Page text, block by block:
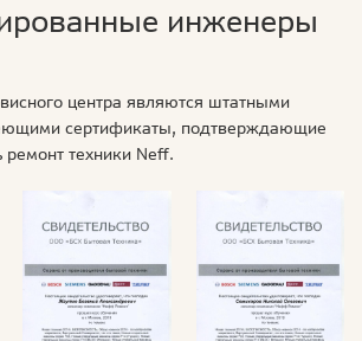
инженеры
центра являются штатными
сертификаты, подтверждающие
ремонт техники Neff.